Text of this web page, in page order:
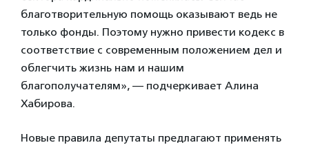
благотворительную помощь оказывают ведь не
только фонды. Поэтому нужно привести кодекс в
соответствие с современным положением дел и
облегчить жизнь нам и нашим
благополучателям», — подчеркивает Алина
Хабирова.
Новые правила депутаты предлагают применять